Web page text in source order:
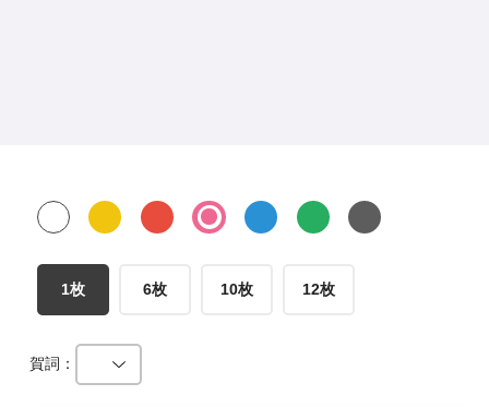
お問い合わせ
1枚 6枚 10枚 12枚
賀詞：